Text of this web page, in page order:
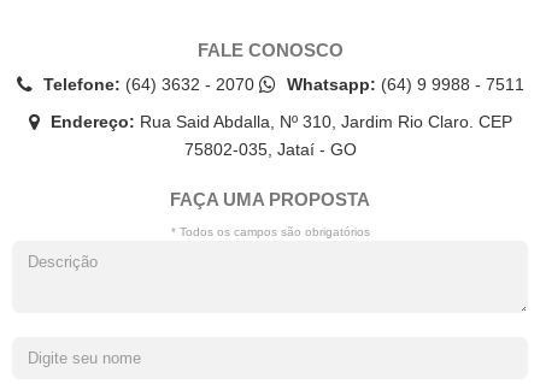
FALE CONOSCO
Telefone: (64) 3632 - 2070 Whatsapp: (64) 9 9988 - 7511
Endereço: Rua Said Abdalla, Nº 310, Jardim Rio Claro. CEP
75802-035, Jataí - GO
FAÇA UMA PROPOSTA
* Todos os campos são obrigatórios